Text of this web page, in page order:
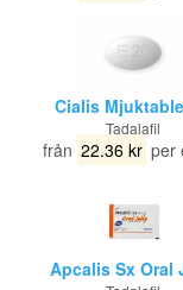
Cialis
Tadalafil
från 22.36 kr per
Apcalis Sx Oral